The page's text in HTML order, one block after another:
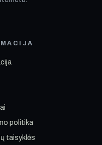
politika
taisyklės